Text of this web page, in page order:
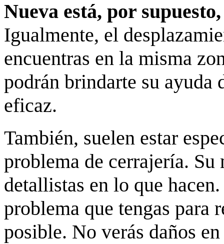
Nueva está, por
Igualmente, el
encuentras en la misma
podrán brindarte su ayuda
eficaz.
También, suelen estar
problema de cerrajería. Su
detallistas en lo que
problema que tengas para
posible. No verás daños